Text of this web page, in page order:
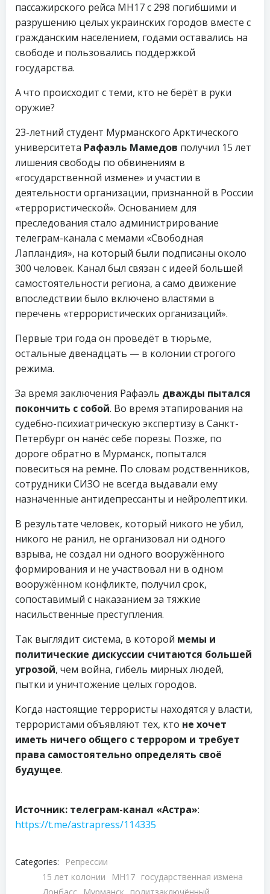
пассажирского рейса MH17 с 298 погибшими и
разрушению целых украинских городов вместе с
гражданским населением, годами оставались на
свободе и пользовались поддержкой
государства.
А что происходит с теми, кто не берёт в руки
оружие?
23-летний студент Мурманского Арктического
университета Рафаэль Мамедов получил 15 лет
лишения свободы по обвинениям в
«государственной измене» и участии в
деятельности организации, признанной в России
«террористической». Основанием для
преследования стало администрирование
телеграм-канала с мемами «Свободная
Лапландия», на который были подписаны около
300 человек. Канал был связан с идеей большей
самостоятельности региона, а само движение
впоследствии было включено властями в
перечень «террористических организаций».
Первые три года он проведёт в тюрьме,
остальные двенадцать — в колонии строгого
режима.
За время заключения Рафаэль дважды пытался
покончить с собой. Во время этапирования на
судебно-психиатрическую экспертизу в Санкт-
Петербург он нанёс себе порезы. Позже, по
дороге обратно в Мурманск, попытался
повеситься на ремне. По словам родственников,
сотрудники СИЗО не всегда выдавали ему
назначенные антидепрессанты и нейролептики.
В результате человек, который никого не убил,
никого не ранил, не организовал ни одного
взрыва, не создал ни одного вооружённого
формирования и не участвовал ни в одном
вооружённом конфликте, получил срок,
сопоставимый с наказанием за тяжкие
насильственные преступления.
Так выглядит система, в которой мемы и
политические дискуссии считаются большей
угрозой, чем война, гибель мирных людей,
пытки и уничтожение целых городов.
Когда настоящие террористы находятся у власти,
террористами объявляют тех, кто не хочет
иметь ничего общего с террором и требует
права самостоятельно определять своё
будущее.
Источник: телеграм-канал «Астра»:
https://t.me/astrapress/114335
Categories:
Репрессии
15 лет колонии
MH17 государственная измена